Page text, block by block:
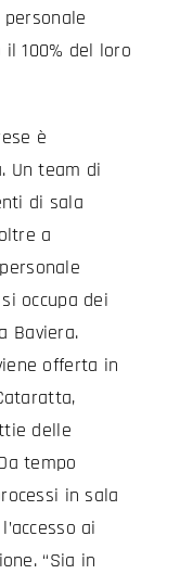
100% del loro
è
Un team di
di sala
a
occupa dei
Baviera.
offerta in
delle
tempo
in sala
ai
“Sia in